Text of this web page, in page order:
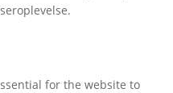
for the website to